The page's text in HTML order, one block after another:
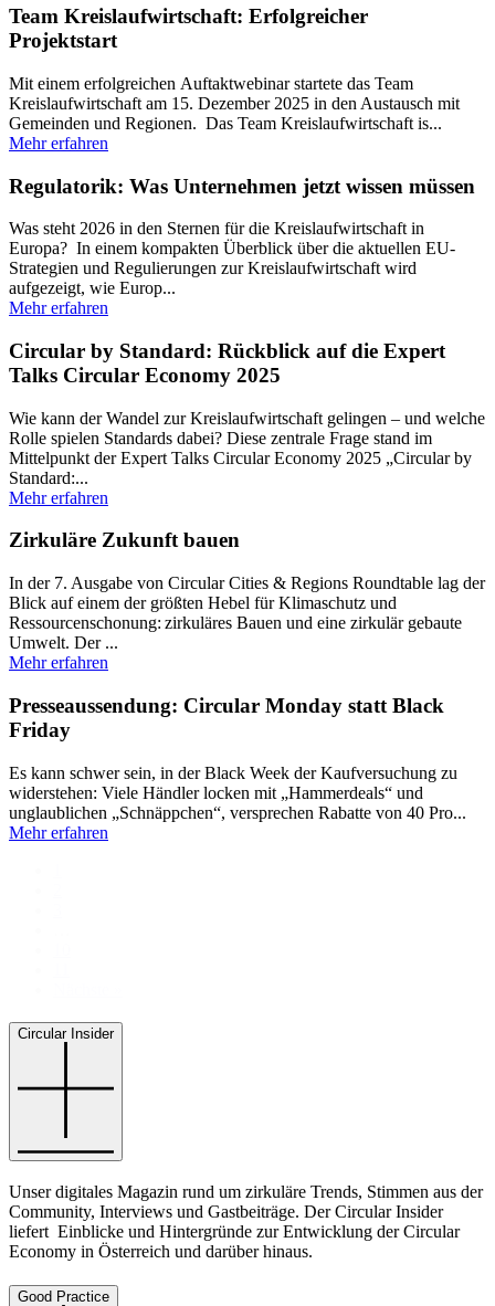
Team Kreislaufwirtschaft: Erfolgreicher
Projektstart
Mit einem erfolgreichen Auftaktwebinar startete das Team
Kreislaufwirtschaft am 15. Dezember 2025 in den Austausch mit
Gemeinden und Regionen. Das Team Kreislaufwirtschaft is...
Mehr erfahren
Regulatorik: Was Unternehmen jetzt wissen müssen
Was steht 2026 in den Sternen für die Kreislaufwirtschaft in
Europa? In einem kompakten Überblick über die aktuellen EU-
Strategien und Regulierungen zur Kreislaufwirtschaft wird
aufgezeigt, wie Europ...
Mehr erfahren
Circular by Standard: Rückblick auf die Expert
Talks Circular Economy 2025
Wie kann der Wandel zur Kreislaufwirtschaft gelingen – und welche
Rolle spielen Standards dabei? Diese zentrale Frage stand im
Mittelpunkt der Expert Talks Circular Economy 2025 „Circular by
Standard:...
Mehr erfahren
Zirkuläre Zukunft bauen
In der 7. Ausgabe von Circular Cities & Regions Roundtable lag der
Blick auf einem der größten Hebel für Klimaschutz und
Ressourcenschonung: zirkuläres Bauen und eine zirkulär gebaute
Umwelt. Der ...
Mehr erfahren
Presseaussendung: Circular Monday statt Black
Friday
Es kann schwer sein, in der Black Week der Kaufversuchung zu
widerstehen: Viele Händler locken mit „Hammerdeals“ und
unglaublichen „Schnäppchen“, versprechen Rabatte von 40 Pro...
Mehr erfahren
Circular Insider
Unser digitales Magazin rund um zirkuläre Trends, Stimmen aus der
Community, Interviews und Gastbeiträge. Der Circular Insider
liefert Einblicke und Hintergründe zur Entwicklung der Circular
Economy in Österreich und darüber hinaus.
Good Practice